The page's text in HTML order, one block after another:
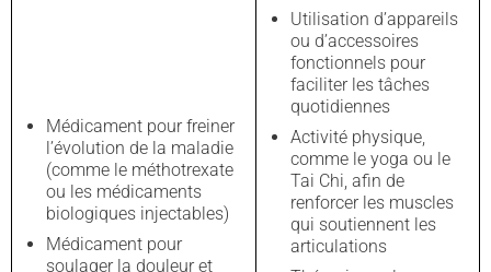
Médicament pour freiner
l’évolution de la maladie
(comme le méthotrexate
ou les médicaments
biologiques injectables)
Médicament pour
soulager la douleur et
Utilisation d’appareils
ou d’accessoires
fonctionnels pour
faciliter les tâches
quotidiennes
Activité physique,
comme le yoga ou le
Tai Chi, afin de
renforcer les muscles
qui soutiennent les
articulations